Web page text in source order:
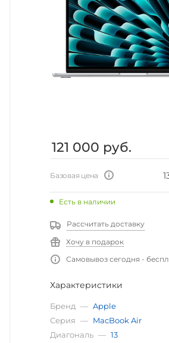
121 000 руб.
Базовая цена
Есть в наличии
Рассчитать доставку
Хочу в подарок
Самовывоз сегодня -
Характеристики
Бренд — Apple
Серия — MacBook Air
Диагональ — 13